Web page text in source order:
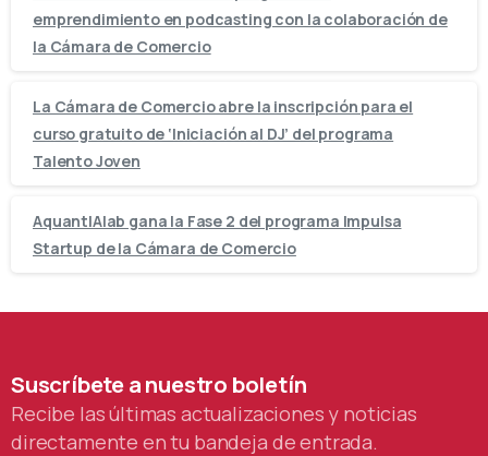
emprendimiento en podcasting con la colaboración de
la Cámara de Comercio
La Cámara de Comercio abre la inscripción para el
curso gratuito de ‘Iniciación al DJ’ del programa
Talento Joven
AquantIAlab gana la Fase 2 del programa Impulsa
Startup de la Cámara de Comercio
Suscríbeteanuestro boletín
Recibe las últimas actualizaciones y noticias
directamente en tu bandeja de entrada.